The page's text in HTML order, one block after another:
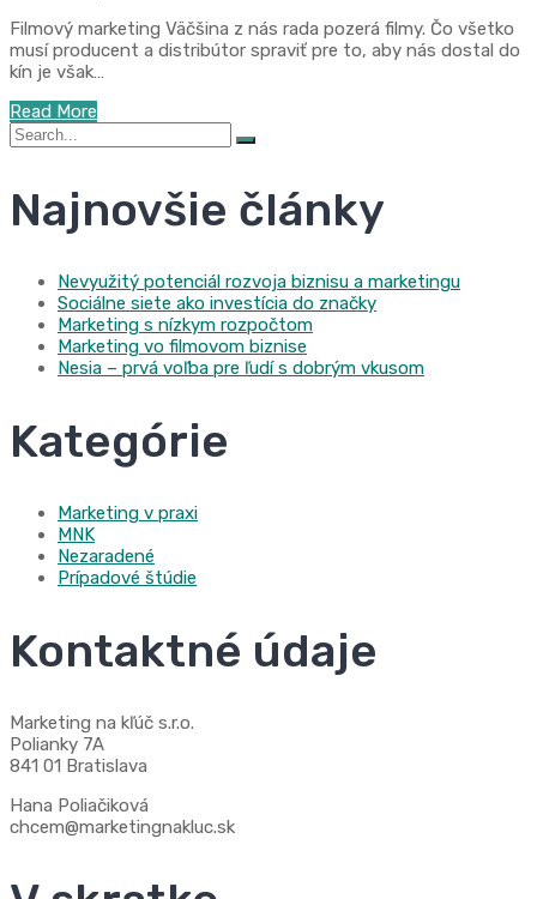
Filmový marketing Väčšina z nás rada pozerá filmy. Čo všetko
musí producent a distribútor spraviť pre to, aby nás dostal do
kín je však…
Read More
Search
for:
Najnovšie články
Nevyužitý potenciál rozvoja biznisu a marketingu
Sociálne siete ako investícia do značky
Marketing s nízkym rozpočtom
Marketing vo filmovom biznise
Nesia – prvá voľba pre ľudí s dobrým vkusom
Kategórie
Marketing v praxi
MNK
Nezaradené
Prípadové štúdie
Kontaktné údaje
Marketing na kľúč s.r.o.
Polianky 7A
841 01 Bratislava
Hana Poliačiková
chcem@marketingnakluc.sk